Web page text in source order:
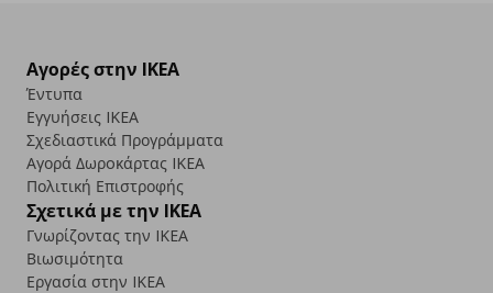
Αγορές στην IKEA
Έντυπα
Εγγυήσεις IKEA
Σχεδιαστικά Προγράμματα
Αγορά Δωρoκάρτας IKEA
Πολιτική Επιστροφής
Σχετικά με την IKEA
Γνωρίζοντας την IKEA
Βιωσιμότητα
Εργασία στην IKEA